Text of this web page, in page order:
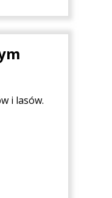
i lasów.